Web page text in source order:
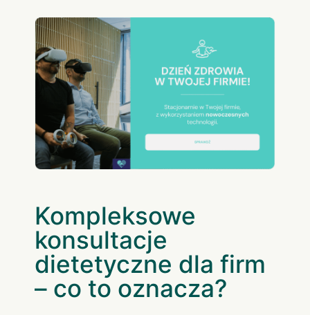
Kompleksowe
konsultacje
dietetyczne dla firm
– co to oznacza?